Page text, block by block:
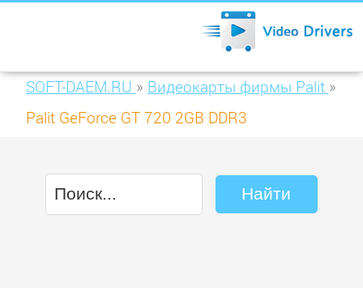
SOFT-DAEM.RU » Видеокарты фирмы Palit »
Palit GeForce GT 720 2GB DDR3